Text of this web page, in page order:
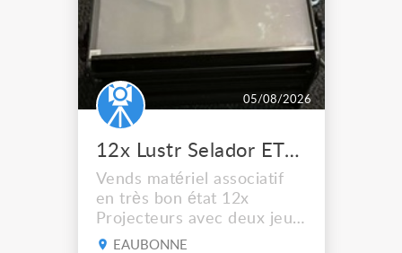
05/08/2026
12x Lustr Selador ETC Led 7x colors filtres
Vends matériel associatif
en très bon état 12x
Projecteurs avec deux jeux
de filtre filtre Lustr Selador
EAUBONNE